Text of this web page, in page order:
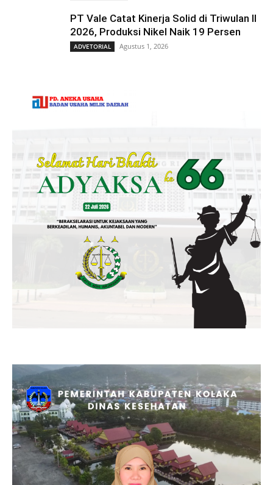
PT Vale Catat Kinerja Solid di Triwulan II
2026, Produksi Nikel Naik 19 Persen
ADVETORIAL Agustus 1, 2026